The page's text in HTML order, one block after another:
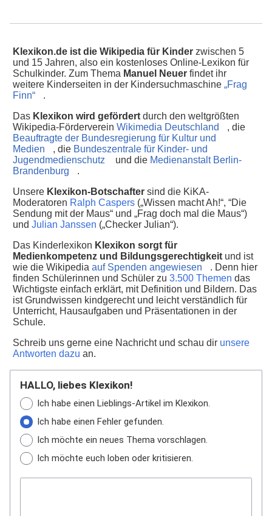
Klexikon.de ist die Wikipedia für Kinder zwischen 5
und 15 Jahren, also ein kostenloses Online-Lexikon für
Schulkinder. Zum Thema Manuel Neuer findet ihr
weitere Kinderseiten in der Kindersuchmaschine „Frag
Finn“
.
Das Klexikon wird gefördert durch den weltgrößten
Wikipedia-Förderverein Wikimedia Deutschland
, die
Beauftragte der Bundesregierung für Kultur und
Medien
, die Bundeszentrale für Kinder- und
Jugendmedienschutz
und die Medienanstalt Berlin-
Brandenburg
.
Unsere Klexikon-Botschafter sind die KiKA-
Moderatoren Ralph Caspers („Wissen macht Ah!“, “Die
Sendung mit der Maus“ und „Frag doch mal die Maus“)
und Julian Janssen („Checker Julian“).
Das Kinderlexikon Klexikon sorgt für
Medienkompetenz und Bildungsgerechtigkeit und ist
wie die Wikipedia auf Spenden angewiesen
. Denn hier
finden Schülerinnen und Schüler zu 3.500 Themen das
Wichtigste einfach erklärt, mit Definition und Bildern. Das
ist Grundwissen kindgerecht und leicht verständlich für
Unterricht, Hausaufgaben und Präsentationen in der
Schule.
Schreib uns gerne eine Nachricht und schau dir unsere
Antworten dazu an.
HALLO, liebes Klexikon!
Ich habe einen Lieblings-Artikel im Klexikon.
Ich habe einen Fehler gefunden.
Ich möchte ein neues Thema vorschlagen.
Ich möchte euch loben oder kritisieren.